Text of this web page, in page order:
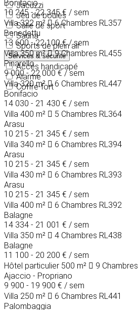
Jacuzzi
Jeu de boules
Salle de sport
Sauna
Sports de plein air
Services & sécurité
Accès handicapé
Alarme
Coffre-fort
Bonifacio
10 245 - 22 345 € / sem
Villa 322 m² 6 Chambres RL357
Benedettu
13 600 - 22 100 €/ sem
Villa 350 m² 9 Chambres RL455
Pinarello
9 000 - 22 000 € / sem
Villa 320 m² 6 Chambres RL447
Bonifacio
14 030 - 21 430 € / sem
Villa 400 m² 5 Chambres RL364
Arasu
10 215 - 21 345 € / sem
Villa 340 m² 6 Chambres RL394
Arasu
10 215 - 21 345 € / sem
Villa 430 m² 6 Chambres RL393
Arasu
10 215 - 21 345 € / sem
Villa 400 m² 6 Chambres RL392
Balagne
14 334 - 21 001 € / sem
Villa 350 m² 4 Chambres RL438
Balagne
11 100 - 20 200 € / sem
Hôtel particulier 500 m² 9 Chambres
Ajaccio - Propriano
9 900 - 19 900 € / sem
Villa 250 m² 6 Chambres RL441
Palombaggia